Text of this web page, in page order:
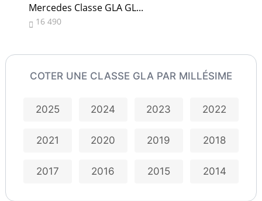
Mercedes Classe GLA GL...
 16 490
COTER UNE CLASSE GLA PAR MILLÉSIME
2025 2024 2023 2022
2021 2020 2019 2018
2017 2016 2015 2014